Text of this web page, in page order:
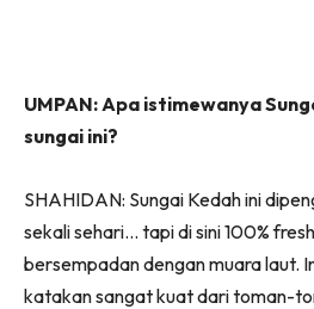
UMPAN: Apa istimewanya
sungai ini?
SHAHIDAN: Sungai Kedah ini
sekali sehari… tapi di sini 100%
bersempadan dengan muara laut.
katakan sangat kuat dari toman-